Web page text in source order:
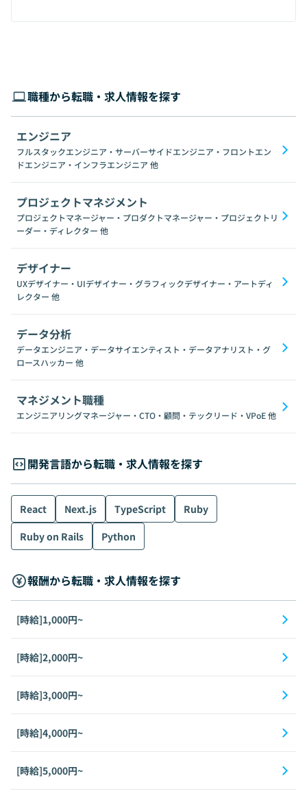
職種から転職・求人情報を探す
エンジニア
フルスタックエンジニア・サーバーサイドエンジニア・フロントエン
ドエンジニア・インフラエンジニア 他
プロジェクトマネジメント
プロジェクトマネージャー・プロダクトマネージャー・プロジェクトリ
ーダー・ディレクター 他
デザイナー
UXデザイナー・UIデザイナー・グラフィックデザイナー・アートディ
レクター 他
データ分析
データエンジニア・データサイエンティスト・データアナリスト・グ
ロースハッカー 他
マネジメント職種
エンジニアリングマネージャー・CTO・顧問・テックリード・VPoE他
開発言語から転職・求人情報を探す
React Next.js TypeScript
Ruby
Ruby on Rails
Python
報酬から転職・求人情報を探す
[時給]1,000円~
[時給]2,000円~
[時給]3,000円~
[時給]4,000円~
[時給]5,000円~